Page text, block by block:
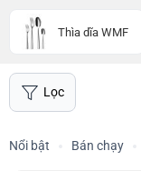
Thìa dĩa WMF
Lọc
Nổi bật Bán chạy